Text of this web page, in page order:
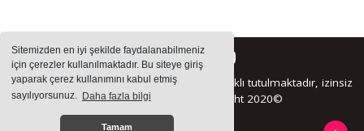
Sitemizden en iyi şekilde faydalanabilmeniz
için çerezler kullanılmaktadır. Bu siteye giriş
yaparak çerez kullanımını kabul etmiş
sayılıyorsunuz. Daha fazla bilgi
Tamam
Sitemizde bulunan içeriklerin tüm hakları saklı tutulmaktadır, izinsiz
içerikler kullanılamaz. Copyright 2020©